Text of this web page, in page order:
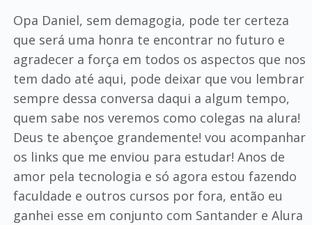
Opa Daniel, sem demagogia, pode ter certeza
que será uma honra te encontrar no futuro e
agradecer a força em todos os aspectos que nos
tem dado até aqui, pode deixar que vou lembrar
sempre dessa conversa daqui a algum tempo,
quem sabe nos veremos como colegas na alura!
Deus te abençoe grandemente! vou acompanhar
os links que me enviou para estudar! Anos de
amor pela tecnologia e só agora estou fazendo
faculdade e outros cursos por fora, então eu
ganhei esse em conjunto com Santander e Alura